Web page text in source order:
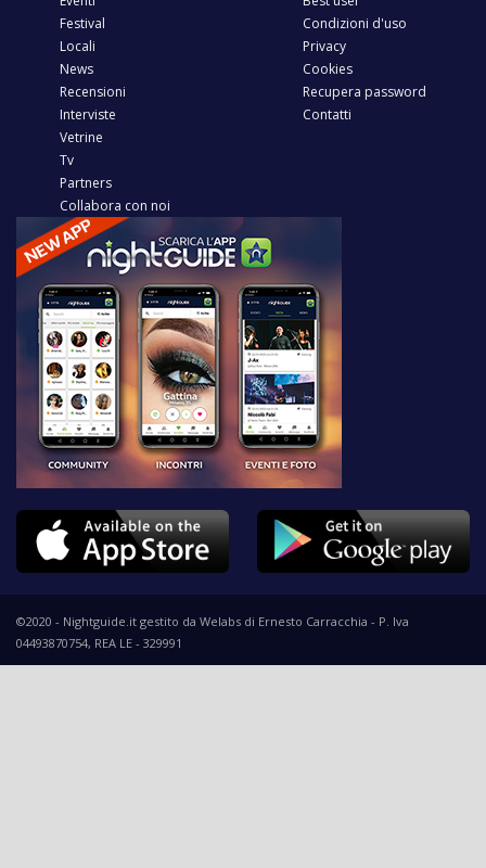
Festival
Locali
News
Recensioni
Interviste
Vetrine
Tv
Partners
Collabora con noi
Condizioni d'uso
Privacy
Cookies
Recupera password
Contatti
©2020 - Nightguide.it gestito da Welabs di Ernesto Carracchia - P. Iva
04493870754, REA LE - 329991